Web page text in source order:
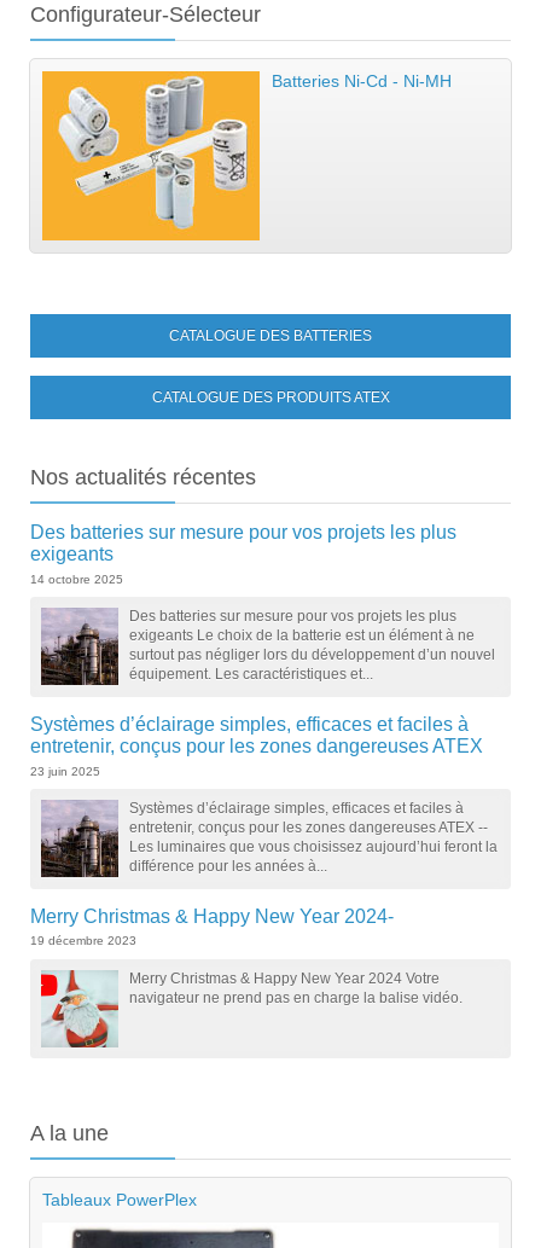
Configurateur-Sélecteur
Batteries Ni-Cd - Ni-MH
CATALOGUE DES BATTERIES
CATALOGUE DES PRODUITS ATEX
Nos actualités récentes
Des batteries sur mesure pour vos projets les plus
exigeants
14 octobre 2025
Des batteries sur mesure pour vos projets les plus
exigeants Le choix de la batterie est un élément à ne
surtout pas négliger lors du développement d’un nouvel
équipement. Les caractéristiques et...
Systèmes d’éclairage simples, efficaces et faciles à
entretenir, conçus pour les zones dangereuses ATEX
23 juin 2025
Systèmes d’éclairage simples, efficaces et faciles à
entretenir, conçus pour les zones dangereuses ATEX --
Les luminaires que vous choisissez aujourd’hui feront la
différence pour les années à...
Merry Christmas & Happy New Year 2024-
19 décembre 2023
Merry Christmas & Happy New Year 2024 Votre
navigateur ne prend pas en charge la balise vidéo.
Ala une
Tableaux PowerPlex